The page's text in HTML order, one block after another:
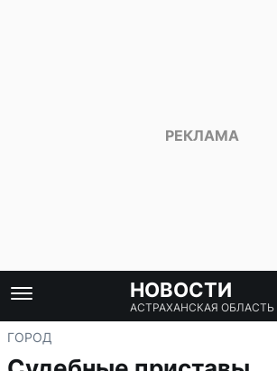
НОВОСТИ
АСТРАХАНСКАЯ ОБЛАСТЬ
ГОРОД